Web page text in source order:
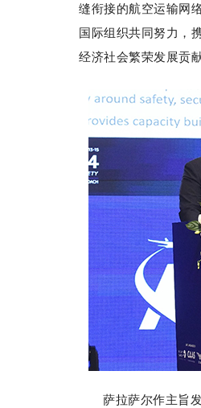
缝衔接的航空运输网
国际组织共同努力，
经济社会繁荣发展贡
萨拉萨尔作主旨